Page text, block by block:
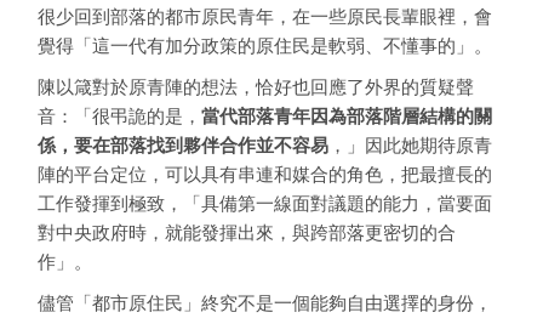
很少回到部落的都市原民青年，在一些原民長輩眼裡，會
覺得「這一代有加分政策的原住民是軟弱、不懂事的」。
陳以箴對於原青陣的想法，恰好也回應了外界的質疑聲
音：「很弔詭的是，當代部落青年因為部落階層結構的關
係，要在部落找到夥伴合作並不容易 ，」因此她期待原青
陣的平台定位，可以具有串連和媒合的角色，把最擅長的
工作發揮到極致，「具備第一線面對議題的能力，當要面
對中央政府時，就能發揮出來，與跨部落更密切的合
作」。
儘管「都市原住民」終究不是一個能夠自由選擇的身份，